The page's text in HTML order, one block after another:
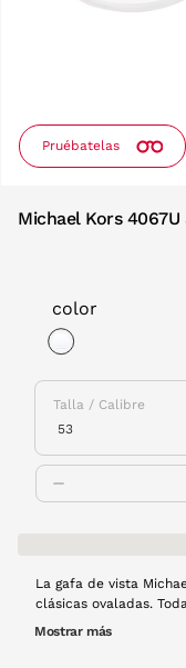
Pruébatelas
Michael Kors 4067U
color
Talla / Calibre
La gafa de vista
clásicas ovaladas.
uno de los tonos
Mostrar más